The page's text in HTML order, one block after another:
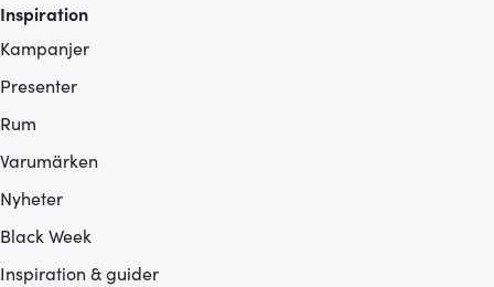
Inspiration
Kampanjer
Presenter
Rum
Varumärken
Nyheter
Black Week
Inspiration & guider